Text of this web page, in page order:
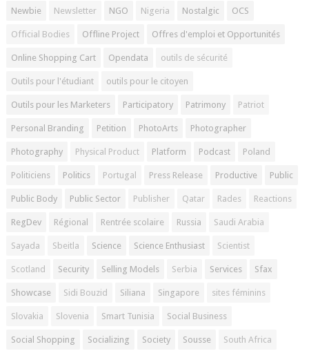
Newbie Newsletter NGO Nigeria Nostalgic OCS
Official Bodies Offline Project Offres d'emploi et Opportunités
Online Shopping Cart Opendata outils de sécurité
Outils pour l'étudiant outils pour le citoyen
Outils pour les Marketers Participatory Patrimony Patriot
Personal Branding Petition PhotoArts Photographer
Photography Physical Product Platform Podcast Poland
Politiciens Politics Portugal Press Release Productive Public
Public Body Public Sector Publisher Qatar Rades Reactions
RegDev Régional Rentrée scolaire Russia Saudi Arabia
Sayada Sbeitla Science Science Enthusiast Scientist
Scotland Security Selling Models Serbia Services Sfax
Showcase Sidi Bouzid Siliana Singapore sites féminins
Slovakia Slovenia Smart Tunisia Social Business
Social Shopping Socializing Society Sousse South Africa